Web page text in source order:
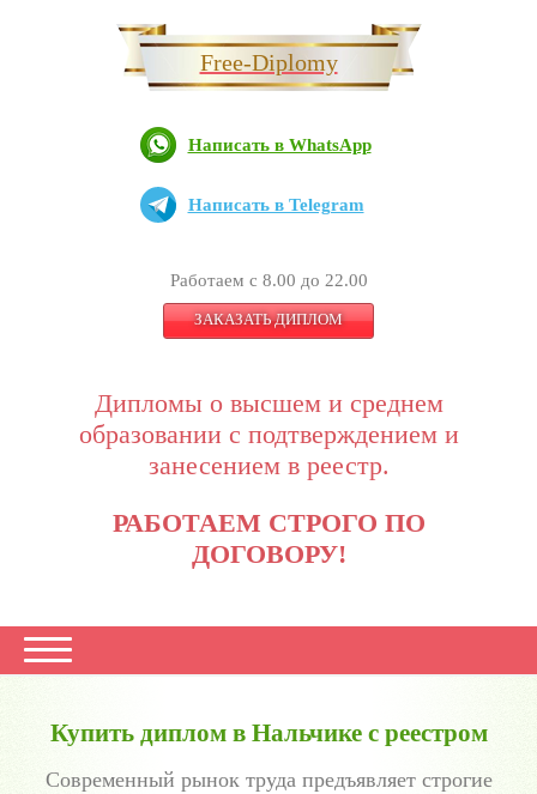
Free-Diplomy
Написать в WhatsApp
Написать в Telegram
Работаем с 8.00 до 22.00
ЗАКАЗАТЬ ДИПЛОМ
Дипломы о высшем и среднем
образовании с подтверждением и
занесением в реестр.
РАБОТАЕМ СТРОГО ПО
ДОГОВОРУ!
Купить диплом в Нальчике с реестром
Современный рынок труда предъявляет строгие